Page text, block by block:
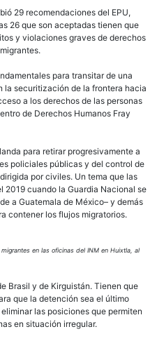
29 recomendaciones del EPU,
26 que son aceptadas tienen que
y violaciones graves de derechos
para transitar de una
la securitización de la frontera hacia
a los derechos de las personas
de Derechos Humanos Fray
para retirar progresivamente a
policiales públicas y del control de
por civiles. Un tema que las
2019 cuando la Guardia Nacional se
a Guatemala de México– y demás
contener los flujos migratorios.
en las oficinas del INM en Huixtla, al
Brasil y de Kirguistán. Tienen que
que la detención sea el último
las posiciones que permiten
en situación irregular.